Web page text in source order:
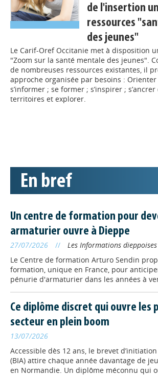
de l'insertion
ressources
des jeunes"
Le Carif-Oref Occitanie met à disposition
"Zoom sur la santé mentale des jeunes".
de nombreuses ressources existantes, il
approche organisée par besoins :
s’informer ; se former ; s’inspirer ;
territoires et explorer.
compétences,
professionnels qui
expériences, diplômes, certifications et
chaque actif via son CPF.
FORMATION// 18/06/
Une nouvelle
petite enfance à
une formation au
Intervenant Éducatif
(IEPE), à la rentrée
ALTERNANCE// 26/05/
En bref
Un centre de formation pour
armaturier ouvre à Dieppe
27/07/2026 //
Les Informations dieppoises
Le Centre de formation Arturo Sendin
formation, unique en France, pour
pénurie d'armaturier dans les années à
Ce diplôme discret qui ouvre les
secteur en plein boom
13/07/2026
Accessible dès 12 ans, le brevet
(BIA) attire chaque année davantage de
en Normandie. Un diplôme méconnu qui